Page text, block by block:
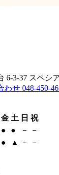
6-3-37 スペシ
金 土 日 祝
● ● －
－
● ▲ － －